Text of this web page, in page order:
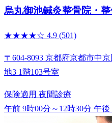
烏丸御池鍼灸整骨院・
★★★★☆ 4.9 (501)
〒604-8093 京都府京都市中
地3 1階103号室
保険適用 夜間診療
午前 9時00分～12時30分 午後